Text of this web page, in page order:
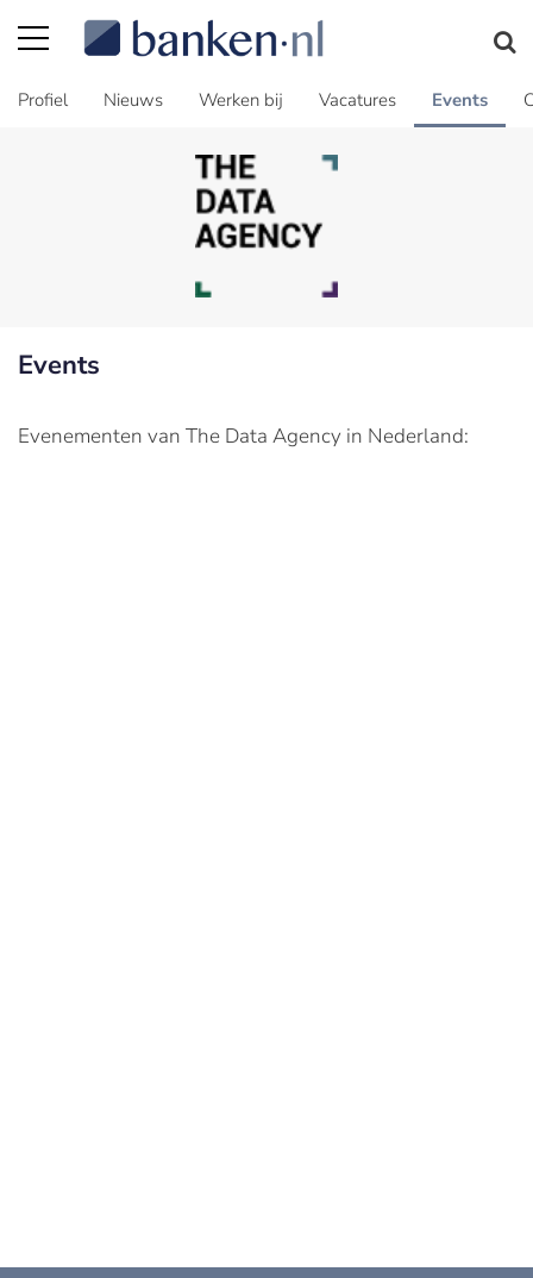
Profiel Nieuws Werken bij Vacatures Events
Events
Evenementen van The Data Agency in Nederland: